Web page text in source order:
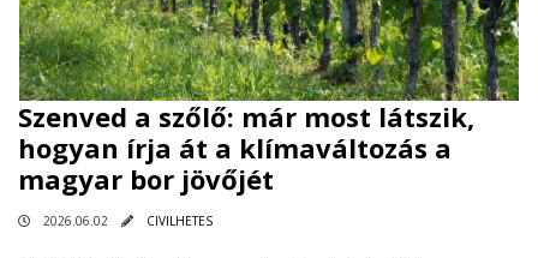
Szenved a szőlő: már most látszik,
hogyan írja át a klímaváltozás a
magyar bor jövőjét
2026.06.02 CIVILHETES